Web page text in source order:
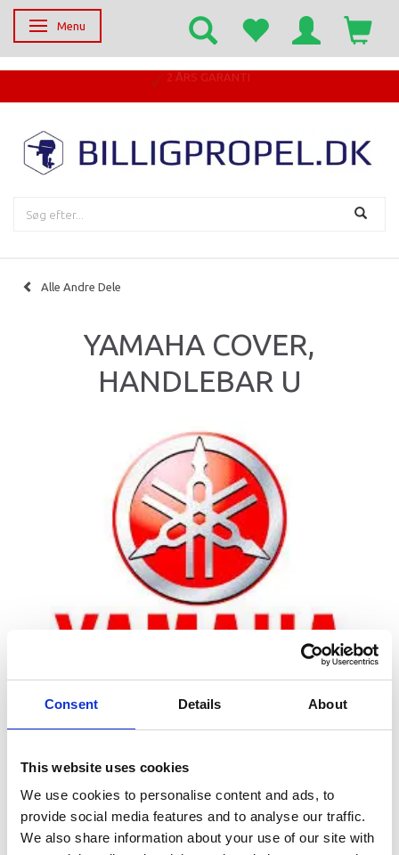
Consent Details About
This website uses cookies
We use cookies to personalise content and ads, to
provide social media features and to analyse our traffic.
We also share information about your use of our site with
Skifte navigation
Menu
2 ÅRS GARANTI
Alle Andre Dele
YAMAHA COVER,
HANDLEBAR U
Zoom
Leveringstid er 5-6 dag(e)